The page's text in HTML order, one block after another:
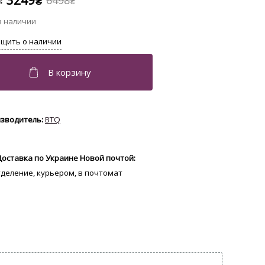
BTQ
по Украине Новой почтой:
курьером, в почтомат